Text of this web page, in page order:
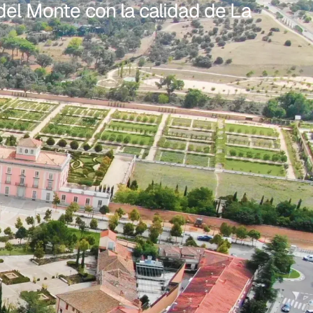
Monte con la calidad de La